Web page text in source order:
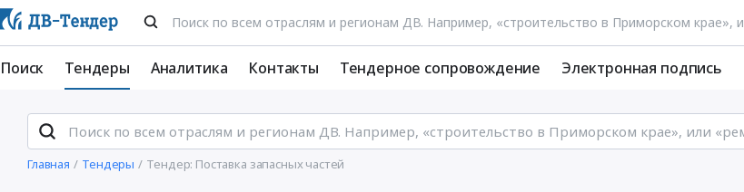
Поиск Тендеры Аналитика Контакты Тендерное сопровождение Электронная подпись
Главная Тендеры Тендер: Поставка запасных частей